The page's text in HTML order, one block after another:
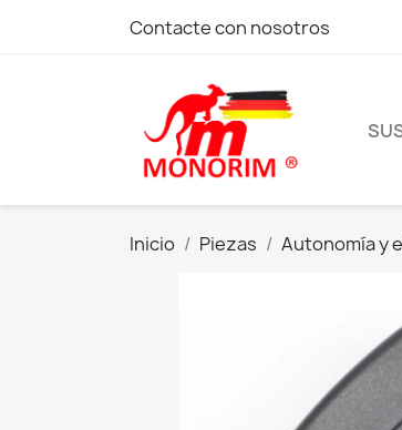
Contacte con nosotros
Inicio Piezas Autonomía y